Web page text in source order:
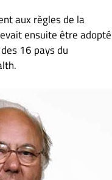
aux règles de la
ensuite être adopté
16 pays du